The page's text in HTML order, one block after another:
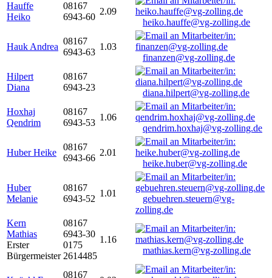
Hauffe
Heiko
08167
6943-60
2.09
heiko.hauffe@vg-zolling.de
Hauk Andrea
08167
6943-63
1.03
finanzen@vg-zolling.de
Hilpert
Diana
08167
6943-23
diana.hilpert@vg-zolling.de
Hoxhaj
Qendrim
08167
6943-53
1.06
qendrim.hoxhaj@vg-zolling.de
Huber Heike
08167
6943-66
2.01
heike.huber@vg-zolling.de
Huber
Melanie
08167
6943-52
1.01
gebuehren.steuern@vg-
zolling.de
Kern
Mathias
Erster
Bürgermeister
08167
6943-30
0175
2614485
1.16
mathias.kern@vg-zolling.de
08167